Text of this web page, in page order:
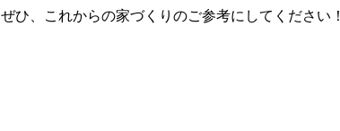
ぜひ、これからの家づくりのご参考にしてください！